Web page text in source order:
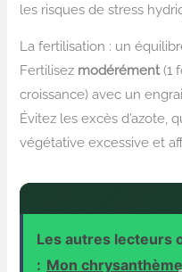
les risques de stress
La fertilisation : un
Fertilisez modérément(1
croissance) avec un
Évitez les excès d’azote,
végétative excessive et
Les autres lecteurs
: Mon